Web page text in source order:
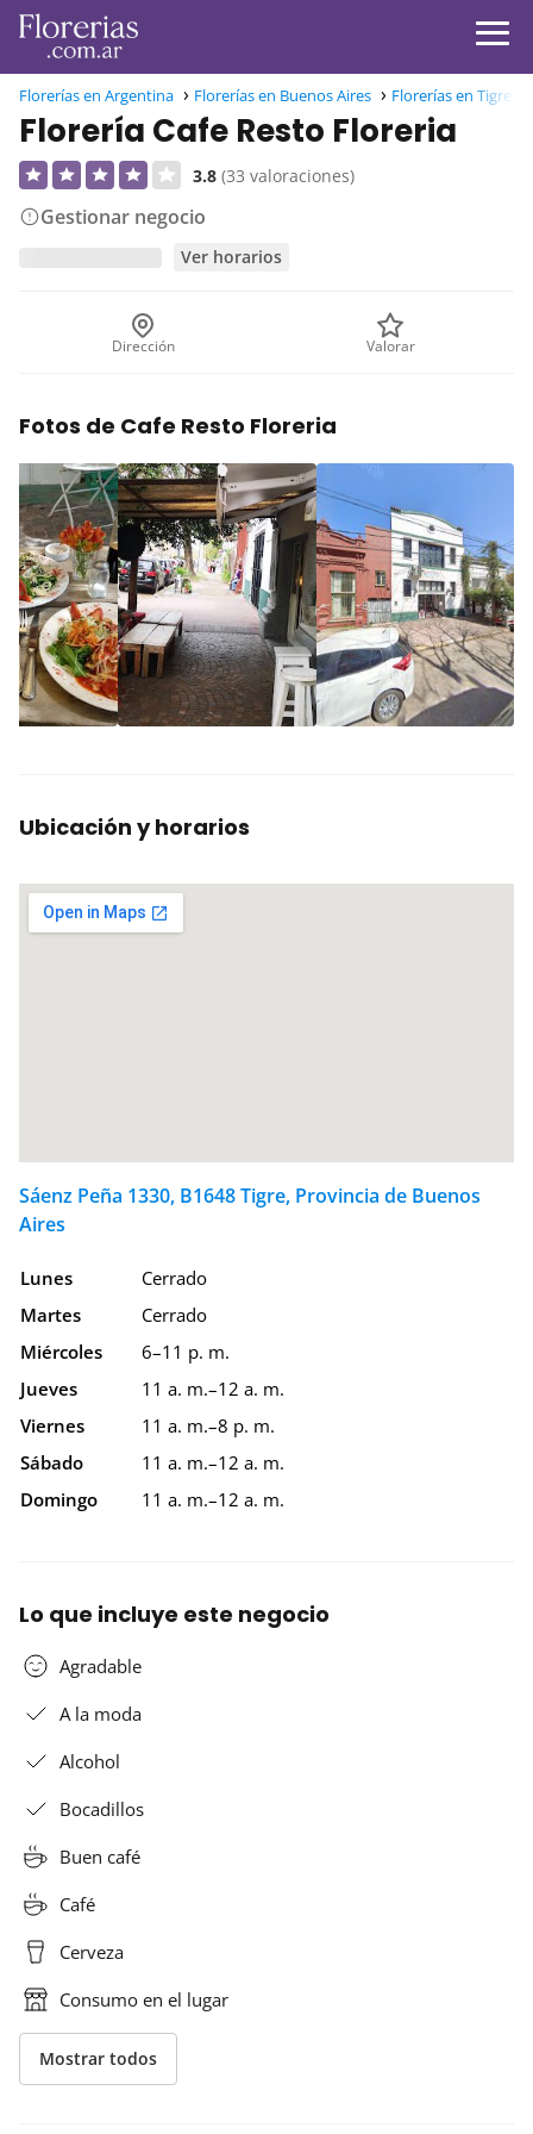
Florerías en Argentina Florerías en Buenos Aires Florerías en Tigre
Florería Cafe Resto Floreria
3.8 (33 valoraciones)
Gestionar negocio
Ver horarios
Dirección Valorar
Fotos de Cafe Resto Floreria
Ubicación y horarios
Sáenz Peña 1330, B1648 Tigre, Provincia de Buenos
Aires
Lunes
Cerrado
Martes
Cerrado
Miércoles
6–11 p. m.
Jueves
11 a. m.–12 a. m.
Viernes
11 a. m.–8 p. m.
Sábado
11 a. m.–12 a. m.
Domingo
11 a. m.–12 a. m.
Lo que incluye este negocio
Agradable
A la moda
Alcohol
Bocadillos
Buen café
Café
Cerveza
Consumo en el lugar
Mostrar todos